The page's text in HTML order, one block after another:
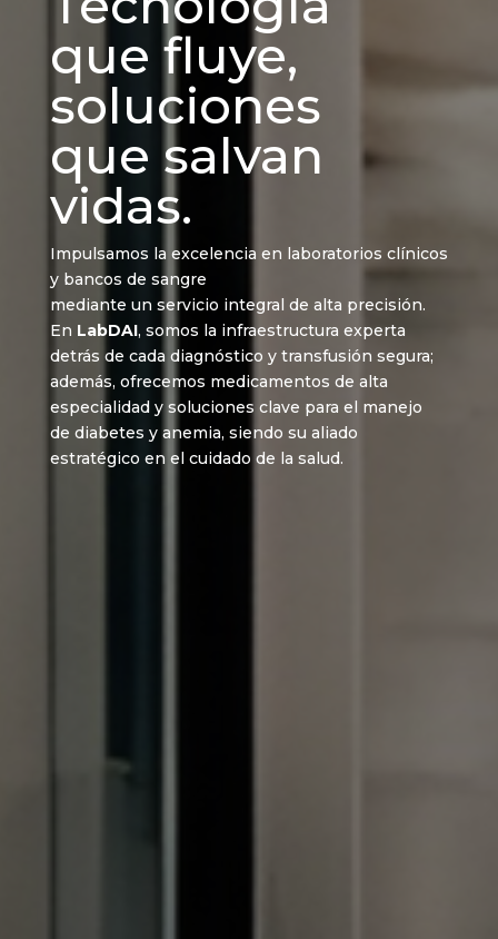
que fluye,
soluciones
que salvan
vidas.
Impulsamos la excelencia en laboratorios clínicos
y bancos de sangre
mediante un servicio integral de alta precisión.
En LabDAI, somos la infraestructura experta
detrás de cada diagnóstico y transfusión segura;
además, ofrecemos medicamentos de alta
especialidad y soluciones clave para el manejo
de diabetes y anemia, siendo su aliado
estratégico en el cuidado de la salud.